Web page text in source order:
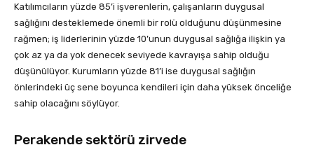
Katılımcıların yüzde 85’i işverenlerin, çalışanların duygusal
sağlığını desteklemede önemli bir rolü olduğunu düşünmesine
rağmen; iş liderlerinin yüzde 10’unun duygusal sağlığa ilişkin ya
çok az ya da yok denecek seviyede kavrayışa sahip olduğu
düşünülüyor. Kurumların yüzde 81’i ise duygusal sağlığın
önlerindeki üç sene boyunca kendileri için daha yüksek önceliğe
sahip olacağını söylüyor.
Perakende sektörü zirvede